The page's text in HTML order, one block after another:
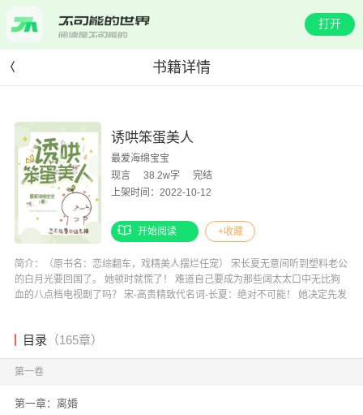
打开
书籍详情
诱哄笨蛋美人
最爱海绵宝宝
现言
38.2w字
完结
上架时间：2022-10-12
开始阅读 +收藏
简介：（原书名：恋综翻车，戏精美人摆烂任宠） 宋长夏无意间听到塑料老公
的白月光要回国了。 她顿时就慌了！ 难道自己要成为那些阔太太口中无比狗
血的八点档电视剧了吗？ 宋-高贵精致代名词-长夏：绝对不可能！ 她决定先发
不是你的小心肝了？” 网友：作精快滚！ 沉郁掏出一条亮晶晶的钻石项链。 宋
长夏盯着bulingbuling的项链一时间挪不开视线，呜呜~ 他拿钻石贿赂我哎！ -
宋家突然破产，昔日高高在上的宋家小姐一夜之间跌入泥潭。 唯一的依仗是连
一天，豪门大群之中。 八卦男主角PO出一张绝版高奢包包图，表明愿意出十
目录 （165章）
第一卷
第一章：离婚